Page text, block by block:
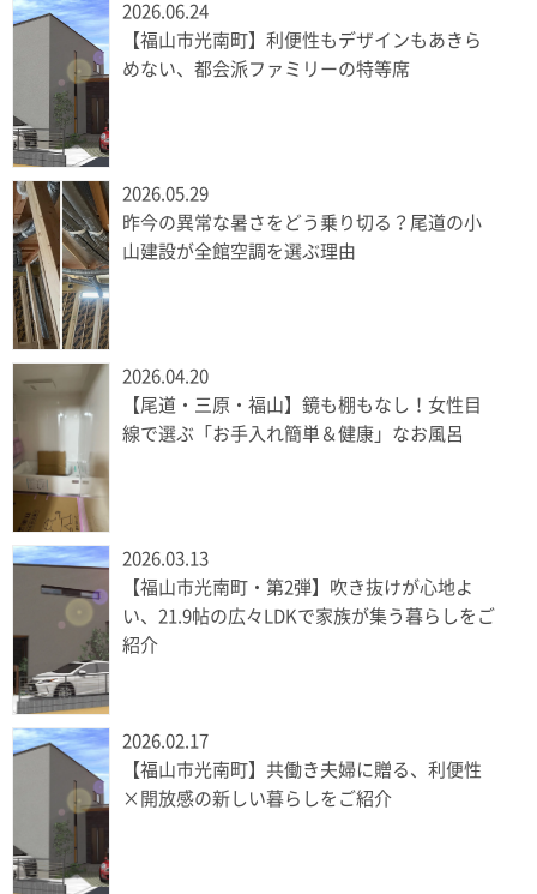
2026.06.24
【福山市光南町】利便性もデザインもあきら
めない、都会派ファミリーの特等席
2026.05.29
昨今の異常な暑さをどう乗り切る？尾道の小
山建設が全館空調を選ぶ理由
2026.04.20
【尾道・三原・福山】鏡も棚もなし！女性目
線で選ぶ「お手入れ簡単＆健康」なお風呂
2026.03.13
【福山市光南町・第2弾】吹き抜けが心地よ
い、21.9帖の広々LDKで家族が集う暮らしをご
紹介
2026.02.17
【福山市光南町】共働き夫婦に贈る、利便性
×開放感の新しい暮らしをご紹介